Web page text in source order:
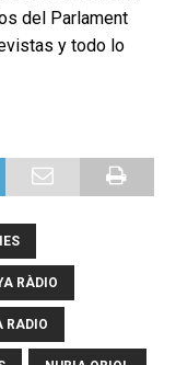
del Parlament
y todo lo
RÀDIO
RADIO